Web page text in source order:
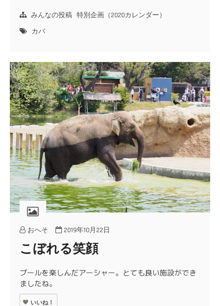
みんなの投稿 特別企画（2020カレンダー）
カバ
おへそ 2019年10月22日
こぼれる笑顔
プールを楽しんだアーシャー。とても良い施設ができ
ましたね。
いいね！